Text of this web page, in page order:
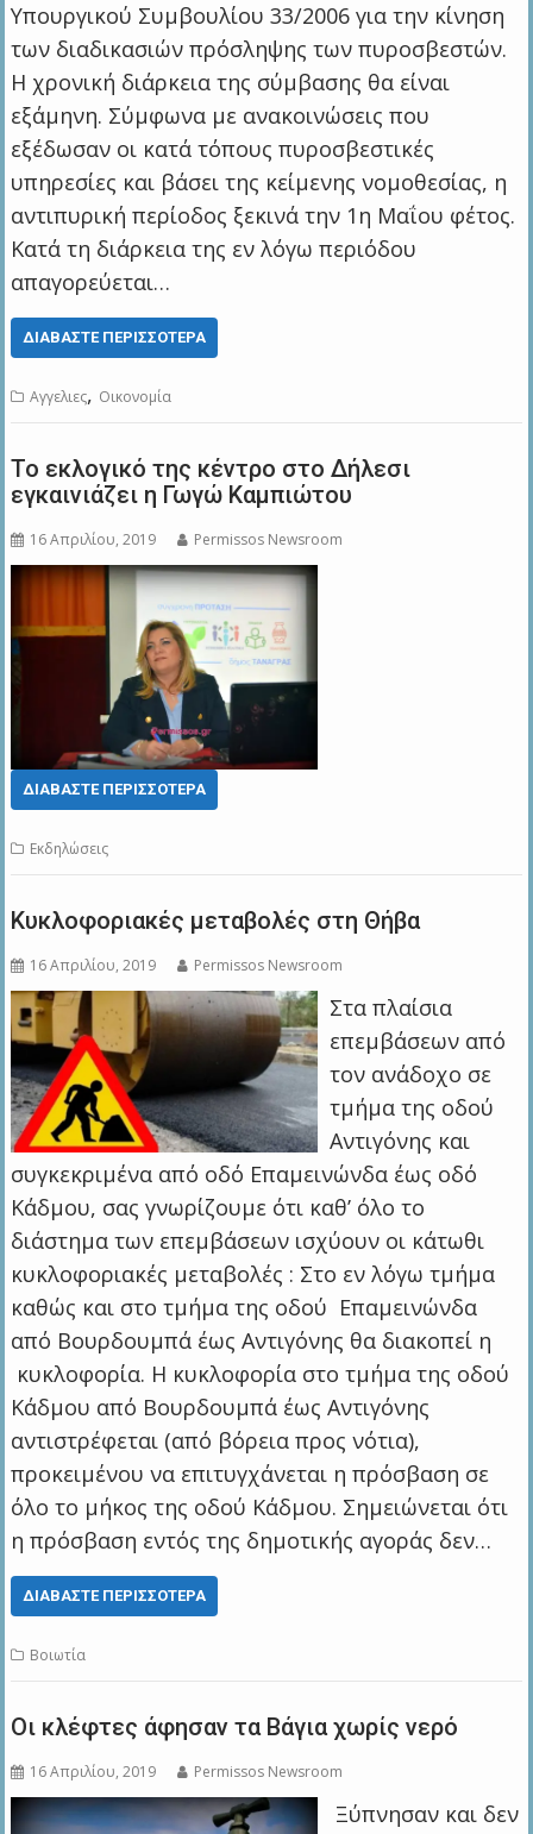
Υπουργικού Συμβουλίου 33/2006 για την κίνηση
των διαδικασιών πρόσληψης των πυροσβεστών.
Η χρονική διάρκεια της σύμβασης θα είναι
εξάμηνη. Σύμφωνα με ανακοινώσεις που
εξέδωσαν οι κατά τόπους πυροσβεστικές
υπηρεσίες και βάσει της κείμενης νομοθεσίας, η
αντιπυρική περίοδος ξεκινά την 1η Μαΐου φέτος.
Κατά τη διάρκεια της εν λόγω περιόδου
απαγορεύεται…
ΔΙΑΒΆΣΤΕ ΠΕΡΙΣΣΌΤΕΡΑ
Αγγελιες, Οικονομία
Το εκλογικό της κέντρο στο Δήλεσι
εγκαινιάζει η Γωγώ Καμπιώτου
16 Απριλίου, 2019 Permissos Newsroom
ΔΙΑΒΆΣΤΕ ΠΕΡΙΣΣΌΤΕΡΑ
Εκδηλώσεις
Κυκλοφοριακές μεταβολές στη Θήβα
16 Απριλίου, 2019 Permissos Newsroom
Στα πλαίσια
επεμβάσεων από
τον ανάδοχο σε
τμήμα της οδού
Αντιγόνης και
συγκεκριμένα από οδό Επαμεινώνδα έως οδό
Κάδμου, σας γνωρίζουμε ότι καθ’ όλο το
διάστημα των επεμβάσεων ισχύουν οι κάτωθι
κυκλοφοριακές μεταβολές : Στο εν λόγω τμήμα
καθώς και στο τμήμα της οδού Επαμεινώνδα
από Βουρδουμπά έως Αντιγόνης θα διακοπεί η
κυκλοφορία. Η κυκλοφορία στο τμήμα της οδού
Κάδμου από Βουρδουμπά έως Αντιγόνης
αντιστρέφεται (από βόρεια προς νότια),
προκειμένου να επιτυγχάνεται η πρόσβαση σε
όλο το μήκος της οδού Κάδμου. Σημειώνεται ότι
η πρόσβαση εντός της δημοτικής αγοράς δεν…
ΔΙΑΒΆΣΤΕ ΠΕΡΙΣΣΌΤΕΡΑ
Βοιωτία
Οι κλέφτες άφησαν τα Βάγια χωρίς νερό
16 Απριλίου, 2019 Permissos Newsroom
Ξύπνησαν και δεν